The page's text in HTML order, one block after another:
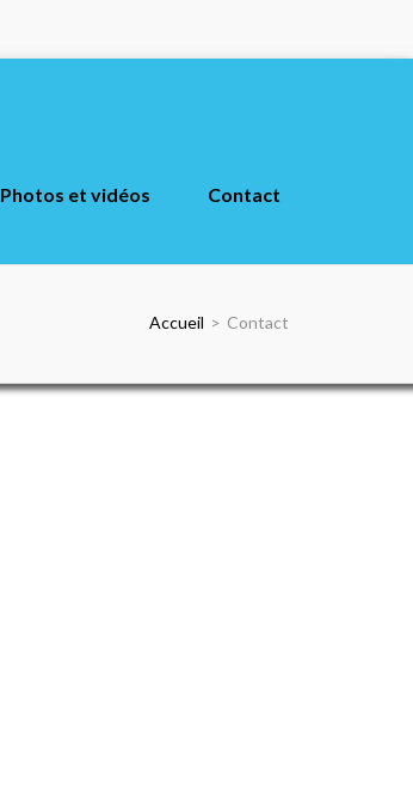
Photos et vidéos Contact
Accueil > Contact